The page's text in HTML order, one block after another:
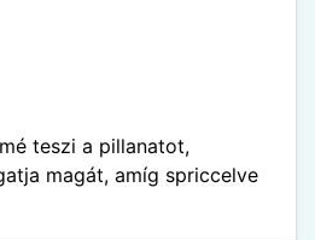
teszi a pillanatot,
magát, amíg spriccelve